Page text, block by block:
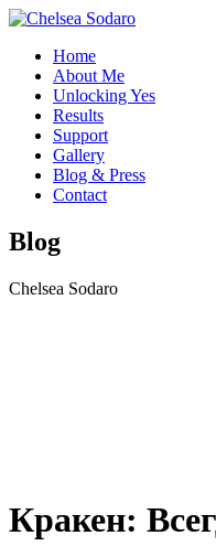
Home
About Me
Unlocking Yes
Results
Support
Gallery
Blog & Press
Contact
Blog
Chelsea Sodaro
Кракен: